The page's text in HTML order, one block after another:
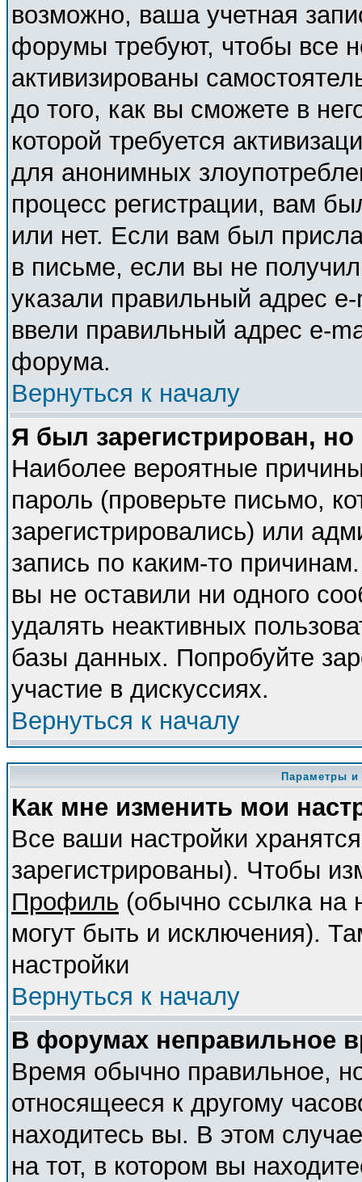
возможно, ваша учетная
форумы требуют, чтобы все
активизированы
до того, как вы сможете в
которой требуется
для анонимных
процесс регистрации, вам
или нет. Если вам был
в письме, если вы не
указали правильный адрес
ввели правильный адрес e-
форума.
Вернуться к началу
Я был зарегистрирован,
Наиболее вероятные
пароль (проверьте письмо,
зарегистрировались) или
запись по каким-то
вы не оставили ни одного
удалять неактивных
базы данных. Попробуйте
участие в дискуссиях.
Вернуться к началу
Параметры и
Как мне изменить мои
Все ваши настройки
зарегистрированы). Чтобы
Профиль (обычно ссылка на
могут быть и исключения).
настройки
Вернуться к началу
В форумах неправильное
Время обычно правильное,
относящееся к другому
находитесь вы. В этом
на тот, в котором вы